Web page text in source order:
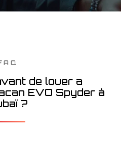
de louer a
EVO Spyder à
?